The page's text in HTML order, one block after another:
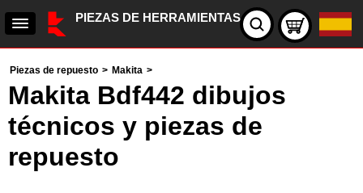
PIEZAS DE HERRAMIENTAS
Piezas de repuesto > Makita >
Makita Bdf442 dibujos
técnicos y piezas de
repuesto